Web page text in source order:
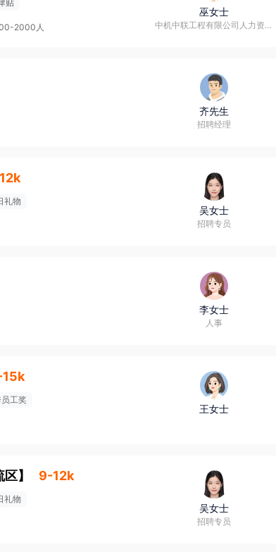
贴
2000人
巫女士
中机中联工程有限公司人力资源部
齐先生
招聘经理
礼物
吴女士
招聘专员
李女士
人事
15k
工奖
王女士
区】 9-12k
礼物
吴女士
招聘专员